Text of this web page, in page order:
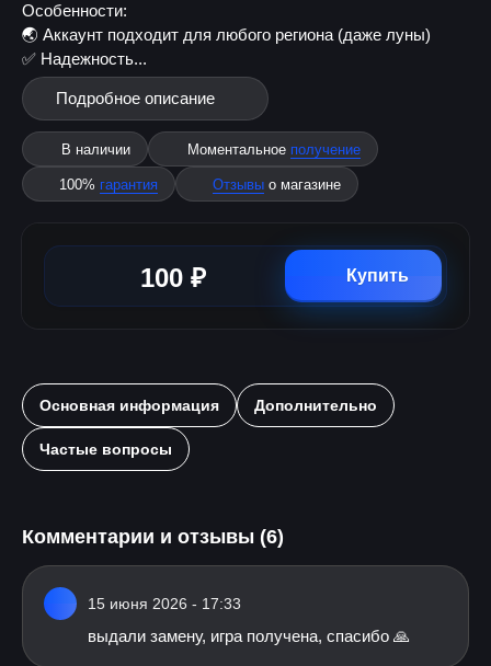
Особенности:
🌏 Аккаунт подходит для любого региона (даже луны)
✅ Надежность...
Подробное описание
В наличии Моментальное получение
100% гарантия Отзывы о магазине
100 ₽ Купить
Основная информация Дополнительно
Частые вопросы
Комментарии и отзывы (6)
15 июня 2026 - 17:33
выдали замену, игра получена, спасибо 🙏